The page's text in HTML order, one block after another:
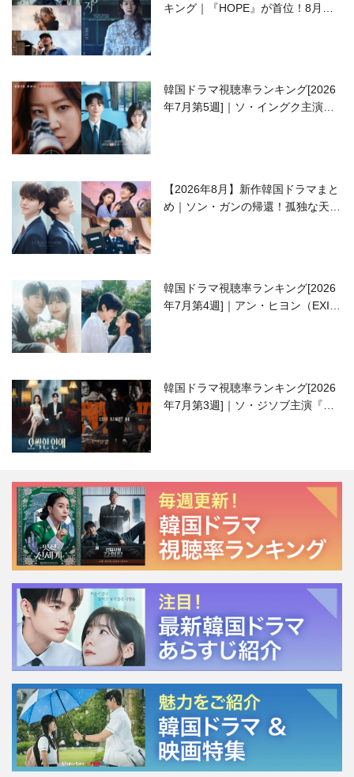
キング｜『HOPE』が首位！8月公
韓国ドラマ視聴率ランキング[2026
年7月第5週]｜ソ・イングク主演の
【2026年8月】新作韓国ドラマまと
め｜ソン・ガンの帰還！孤独な天才
韓国ドラマ視聴率ランキング[2026
年7月第4週]｜アン・ヒヨン（EXID
韓国ドラマ視聴率ランキング[2026
年7月第3週]｜ソ・ジソブ主演『エ